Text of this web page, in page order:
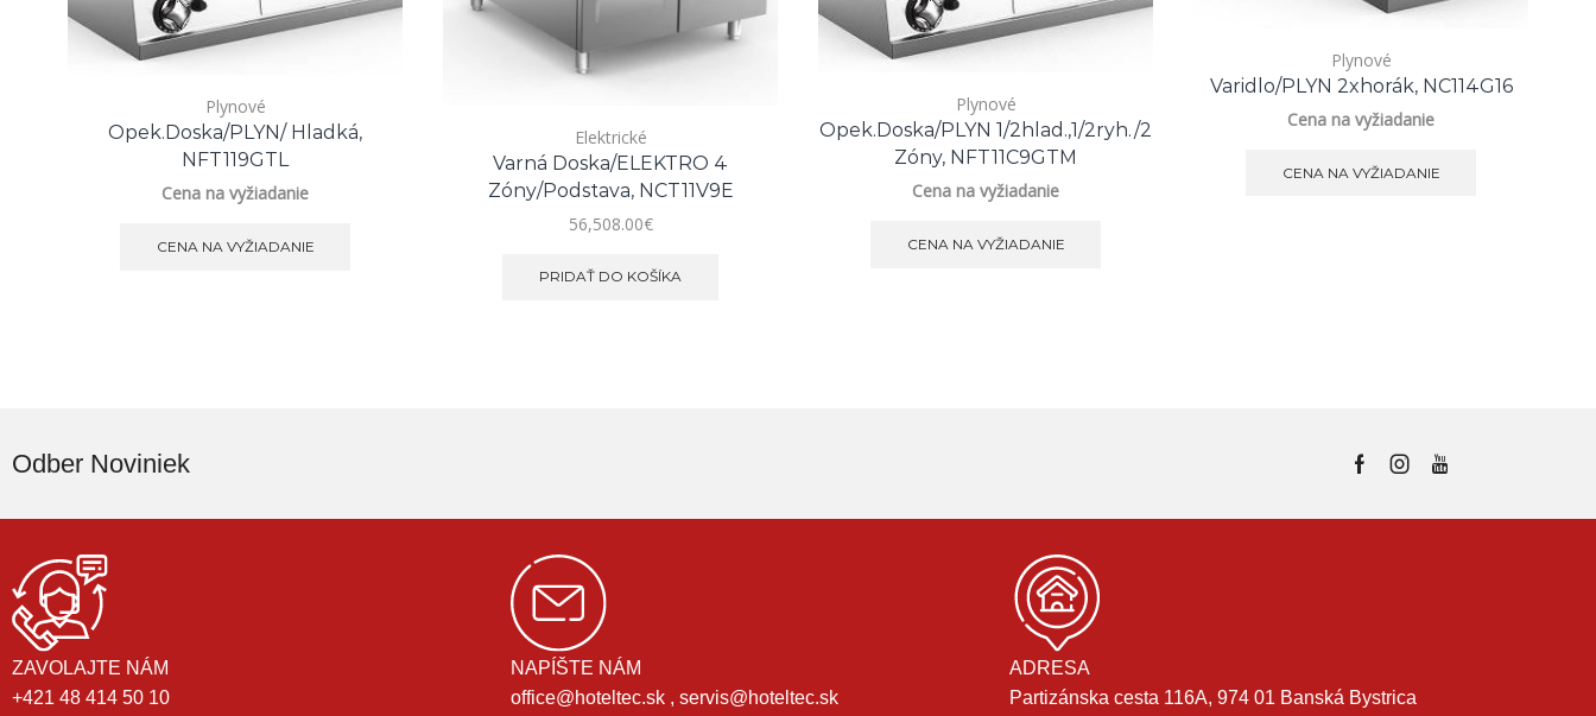
Plynové
Opek.doska/PLYN/ Hladká,
NFT119GTL
Cena na vyžiadanie
CENA NA VYŽIADANIE
Elektrické
Varná Doska/ELEKTRO 4
Zóny/podstava, NCT11V9E
56,508.00€
PRIDAŤ DO KOŠÍKA
Plynové
Opek.doska/PLYN 1/2hlad.,1/2ryh./2
Zóny, NFT11C9GTM
Cena na vyžiadanie
CENA NA VYŽIADANIE
Plynové
Varidlo/PLYN 2xhorák, NC114G16
Cena na vyžiadanie
CENA NA VYŽIADANIE
Odber Noviniek
ZAVOLAJTE NÁM
+421 48 414 50 10
NAPÍŠTE NÁM
office@hoteltec.sk , servis@hoteltec.sk
ADRESA
Partizánska cesta 116A, 974 01 Banská Bystrica